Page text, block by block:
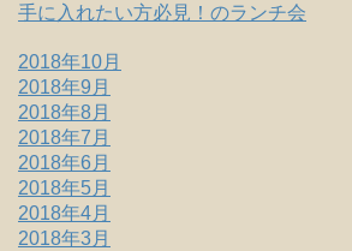
手に入れたい方必見！のランチ会
2018年10月
2018年9月
2018年8月
2018年7月
2018年6月
2018年5月
2018年4月
2018年3月